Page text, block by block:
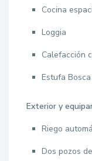
Cocina
Loggia
Calefacción
Estufa Bosca
Exterior y
Riego
Dos pozos